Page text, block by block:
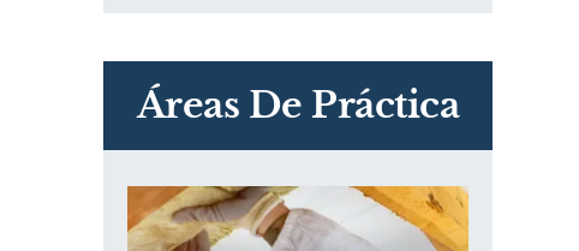
Áreas De Práctica